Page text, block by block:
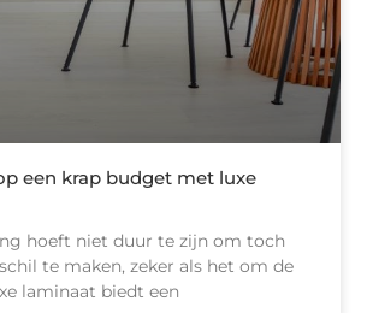
een krap budget met luxe
hoeft niet duur te zijn om toch
te maken, zeker als het om de
laminaat biedt een